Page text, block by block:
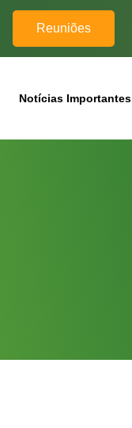
Reuniões
Notícias Importantes